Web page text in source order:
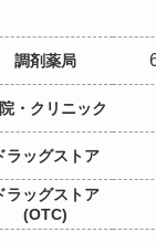
調剤薬局
・ クリニック
ラッグストア
ラッグストア
(OTC)